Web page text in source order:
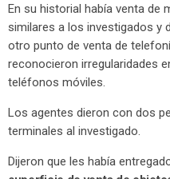
En su historial había venta de
similares a los investigados y
otro punto de venta de
reconocieron irregularidades
teléfonos móviles.
Los agentes dieron con dos
terminales al investigado.
Dijeron que les había